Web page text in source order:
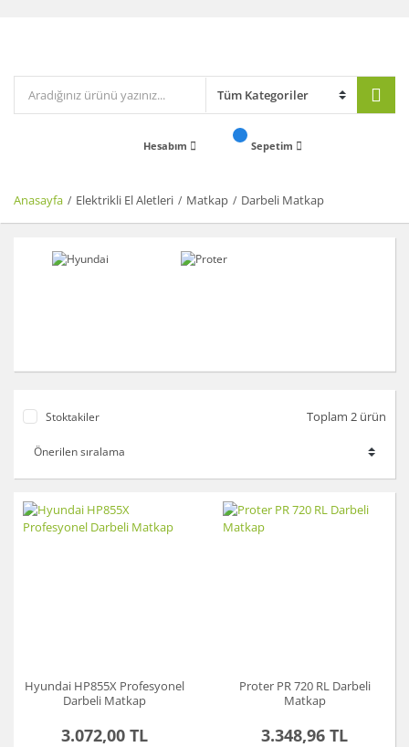
Hesabım Sepetim
Anasayfa Elektrikli El Aletleri Matkap Darbeli Matkap
Stoktakiler Toplam 2 ürün
Hyundai HP855X Profesyonel
Darbeli Matkap
3.072,00 TL
Proter PR 720 RL Darbeli
Matkap
3.348,96 TL